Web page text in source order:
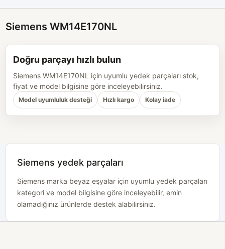
Siemens WM14E170NL
Doğru parçayı hızlı bulun
Siemens WM14E170NL için uyumlu yedek parçaları stok,
fiyat ve model bilgisine göre inceleyebilirsiniz.
Model uyumluluk desteği Hızlı kargo Kolay iade
Siemens yedek parçaları
Siemens marka beyaz eşyalar için uyumlu yedek parçaları
kategori ve model bilgisine göre inceleyebilir, emin
olamadığınız ürünlerde destek alabilirsiniz.